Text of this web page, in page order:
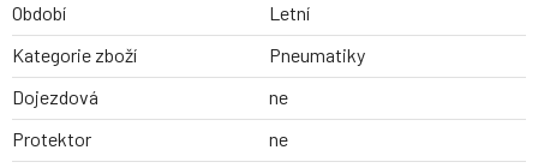
Období
Letní
Kategorie zboží
Pneumatiky
Dojezdová
ne
Protektor
ne